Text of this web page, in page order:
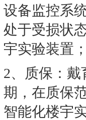
设备监控系
处于受损状
宇实验装置
2、质保：
期，在质保
智能化楼宇